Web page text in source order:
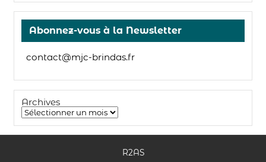
Abonnez-vous à la Newsletter
contact@mjc-brindas.fr
Archives
R2AS